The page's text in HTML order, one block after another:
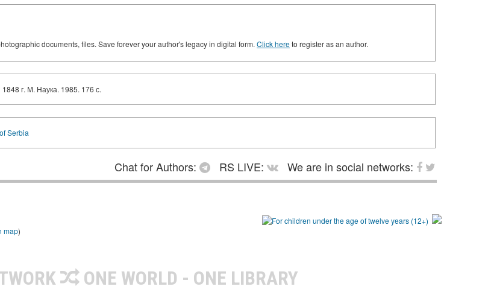
documents, files. Save forever your author's legacy in digital form. Click hereto register as an author.
г. М. Наука. 1985. 176 с.
Serbia
Chat for Authors: RS LIVE:
We are in social networks:
map)
ONE WORLD - ONE LIBRARY